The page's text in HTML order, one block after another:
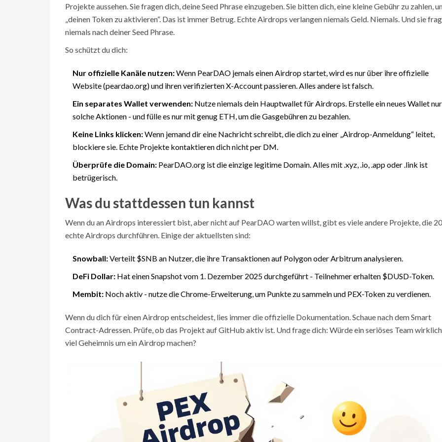
Projekte aussehen. Sie fragen dich, deine Seed Phrase einzugeben. Sie bitten dich, eine kleine Gebühr zu zahlen,
„deinen Token zu aktivieren“. Das ist immer Betrug. Echte Airdrops verlangen niemals Geld. Niemals. Und sie
niemals nach deiner Seed Phrase.
So schützt du dich:
Nur offizielle Kanäle nutzen:Wenn PearDAO jemals einen Airdrop startet, wird es nur über ihre offizielle
Website (peardao.org) und ihren verifizierten X-Account passieren. Alles andere ist falsch.
Ein separates Wallet verwenden: Nutze niemals dein Hauptwallet für Airdrops. Erstelle ein neues Wallet
solche Aktionen - und fülle es nur mit genug ETH, um die Gasgebühren zu bezahlen.
Keine Links klicken:Wenn jemand dir eine Nachricht schreibt, die dich zu einer „Airdrop-Anmeldung“ leitet,
blockiere sie. Echte Projekte kontaktieren dich nicht per DM.
Überprüfe die Domain: PearDAO.org ist die einzige legitime Domain. Alles mit .xyz, .io, .app oder .link ist
betrügerisch.
Was du stattdessen tun kannst
Wenn du an Airdrops interessiert bist, aber nicht auf PearDAO warten willst, gibt es viele andere Projekte, die
echte Airdrops durchführen. Einige der aktuellsten sind:
Snowball:Verteilt $SNB an Nutzer, die ihre Transaktionen auf Polygon oder Arbitrum analysieren.
DeFi Dollar: Hat einen Snapshot vom 1. Dezember 2025 durchgeführt - Teilnehmer erhalten $DUSD-Token.
Membit: Noch aktiv - nutze die Chrome-Erweiterung, um Punkte zu sammeln und PEX-Token zu verdienen.
Wenn du dich für einen Airdrop entscheidest, lies immer die offizielle Dokumentation. Schaue nach dem Smart
Contract-Adressen. Prüfe, ob das Projekt auf GitHub aktiv ist. Und frage dich: Würde ein seriöses Team
viel Geheimnis um ein Airdrop machen?